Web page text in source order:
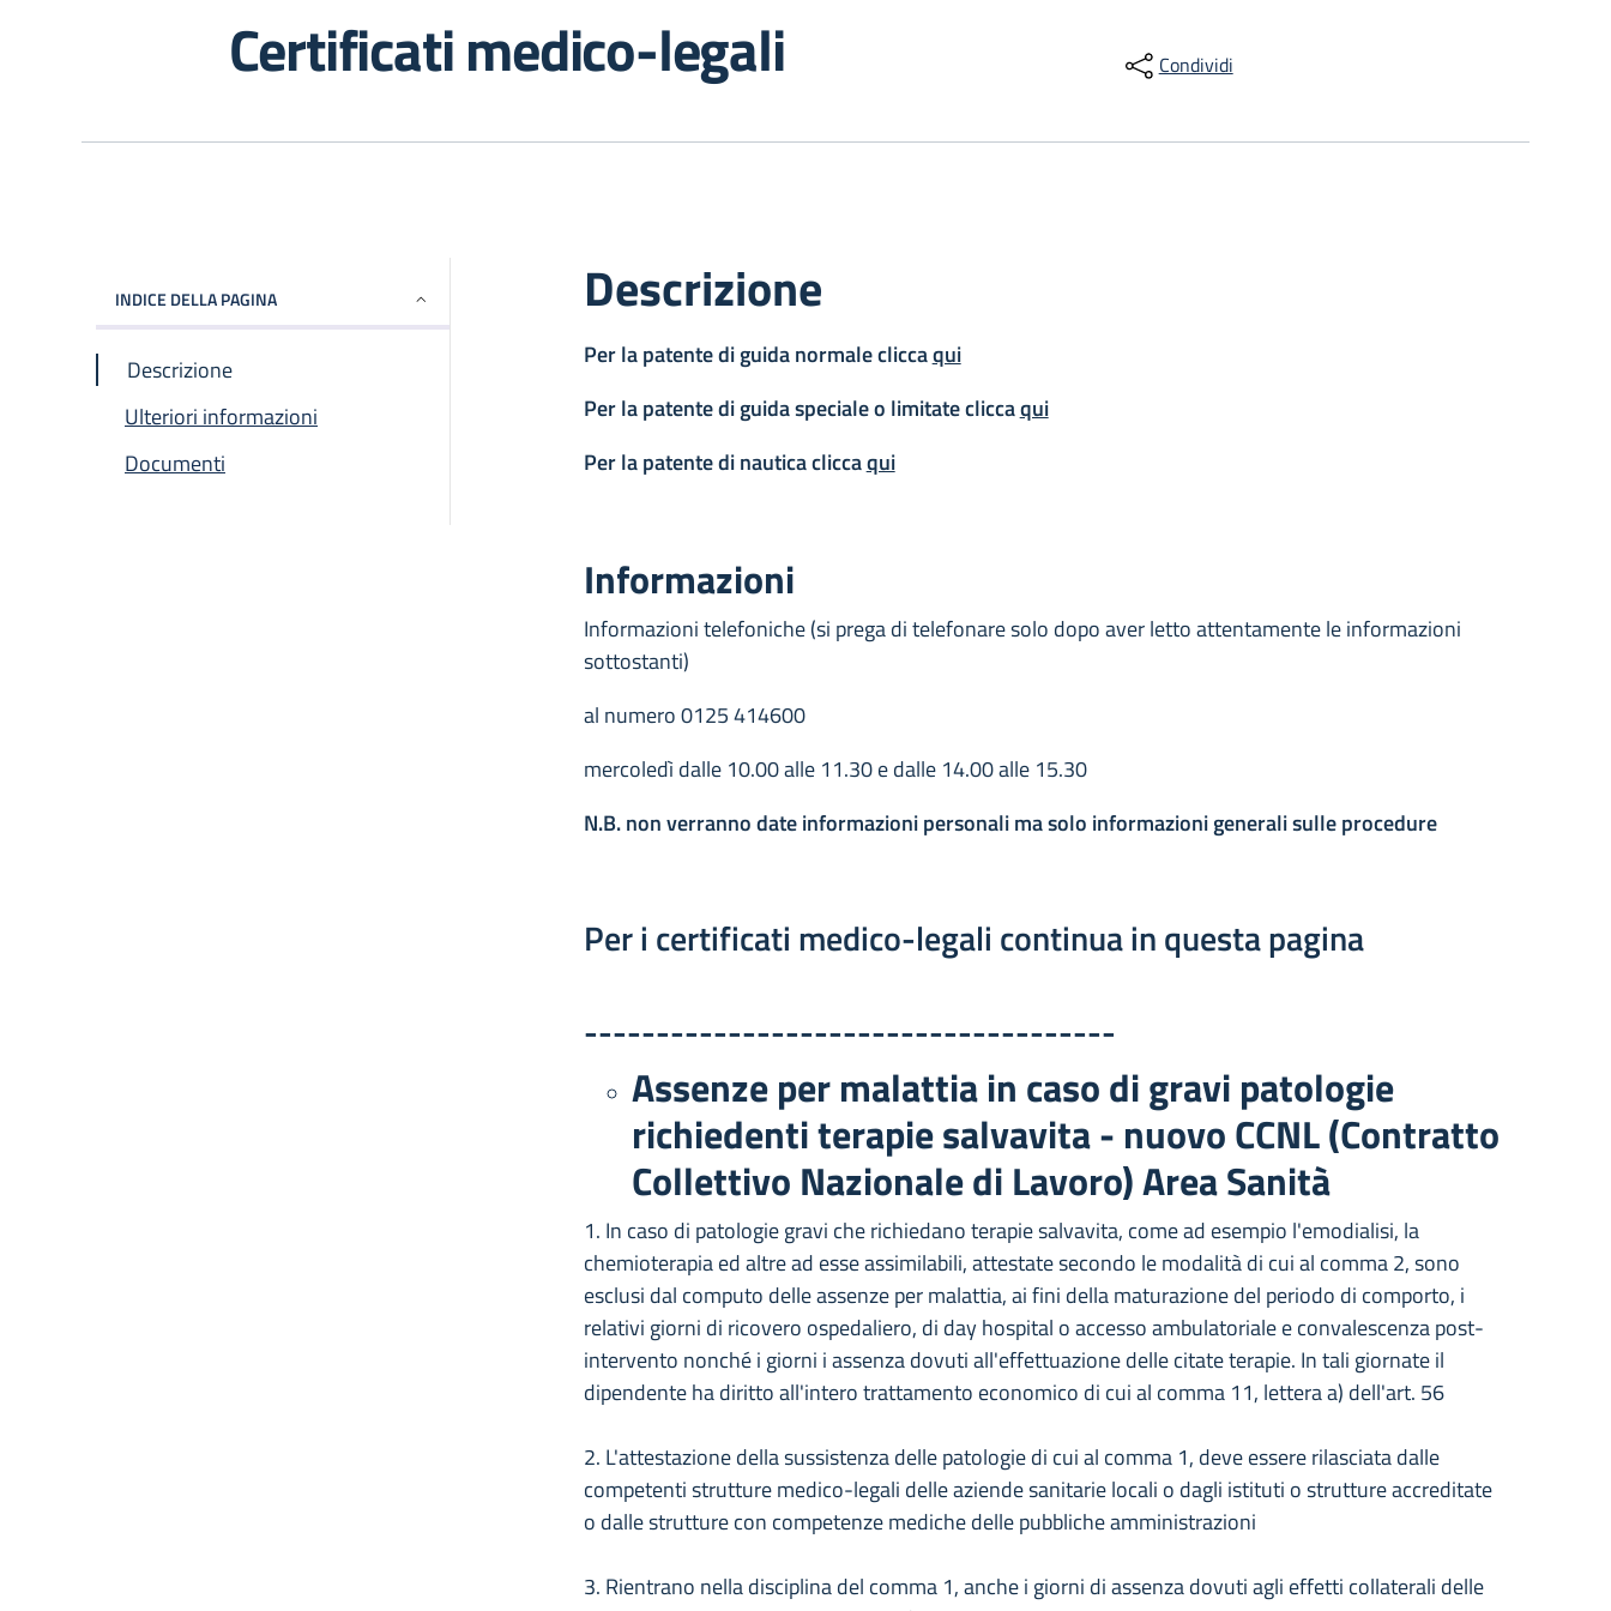
Certificati medico-legali Condividi
INDICE DELLA PAGINA
Descrizione
Ulteriori informazioni
Documenti
Descrizione
Per la patente di guida normale cliccaqui
Per la patente di guida speciale o limitate cliccaqui
Per la patente di nautica cliccaqui
Informazioni
Informazioni telefoniche (si prega di telefonare solo dopo aver letto attentamente le informazioni
sottostanti)
al numero 0125 414600
mercoledì dalle 10.00 alle 11.30 e dalle 14.00 alle 15.30
N.B. non verranno date informazioni personali ma solo informazioni generali sulle procedure
Per i certificati medico-legali continua in questa pagina
-------------------------------------
Assenze per malattia in caso di gravi patologie
richiedenti terapie salvavita - nuovo CCNL (Contratto
Collettivo Nazionale di Lavoro) Area Sanità
1. In caso di patologie gravi che richiedano terapie salvavita, come ad esempio l'emodialisi, la
chemioterapia ed altre ad esse assimilabili, attestate secondo le modalità di cui al comma 2, sono
esclusi dal computo delle assenze per malattia, ai fini della maturazione del periodo di comporto, i
relativi giorni di ricovero ospedaliero, di day hospital o accesso ambulatoriale e convalescenza post-
intervento nonché i giorni i assenza dovuti all'effettuazione delle citate terapie. In tali giornate il
dipendente ha diritto all'intero trattamento economico di cui al comma 11, lettera a) dell'art. 56
2. L'attestazione della sussistenza delle patologie di cui al comma 1, deve essere rilasciata dalle
competenti strutture medico-legali delle aziende sanitarie locali o dagli istituti o strutture accreditate
o dalle strutture con competenze mediche delle pubbliche amministrazioni
3. Rientrano nella disciplina del comma 1, anche i giorni di assenza dovuti agli effetti collaterali delle